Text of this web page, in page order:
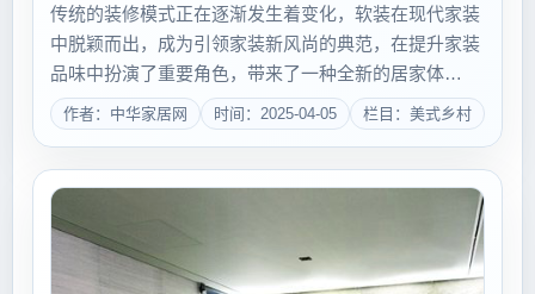
传统的装修模式正在逐渐发生着变化，软装在现代家装
中脱颖而出，成为引领家装新风尚的典范，在提升家装
品味中扮演了重要角色，带来了一种全新的居家体
验。 软装成为家居亮点 软装是家庭装修中不可
或缺的部分，如今也越来越被消费者所重视。任何一种
的...
作者：中华家居网 时间：2025-04-05 栏目：美式乡村